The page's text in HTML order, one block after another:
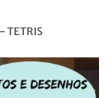
TETRIS